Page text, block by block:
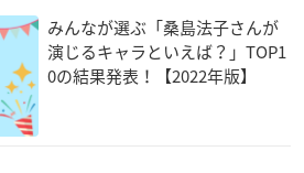
こばと。
三原千歳 珊瑚
みんなが選ぶ「桑島法子さんが
演じるキャラといえば？」TOP1
0の結果発表！【2022年版】